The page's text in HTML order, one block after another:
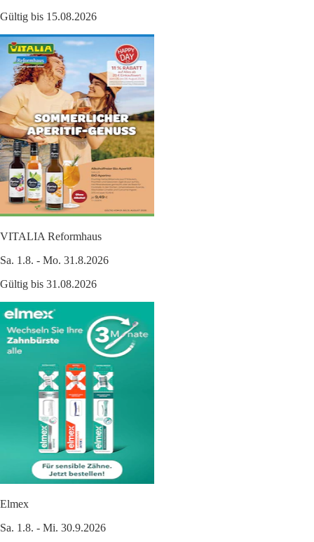
Gültig bis 15.08.2026
VITALIA Reformhaus
Sa. 1.8. - Mo. 31.8.2026
Gültig bis 31.08.2026
Elmex
Sa. 1.8. - Mi. 30.9.2026